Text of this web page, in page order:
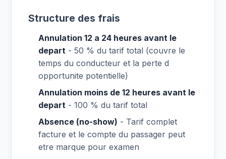
Structure des frais
Annulation 12 a 24 heures avant le
depart - 50 % du tarif total (couvre le
temps du conducteur et la perte d
opportunite potentielle)
Annulation moins de 12 heures avant le
depart - 100 % du tarif total
Absence (no-show) - Tarif complet
facture et le compte du passager peut
etre marque pour examen